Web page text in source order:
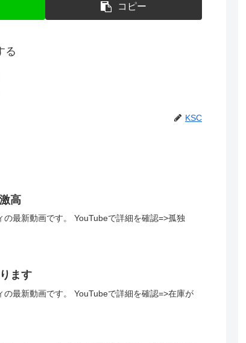
コピー
る
KSC
高
の最新動画です。 YouTubeで詳細を確認=>孤独
ます
最新動画です。 YouTubeで詳細を確認=>在庫が